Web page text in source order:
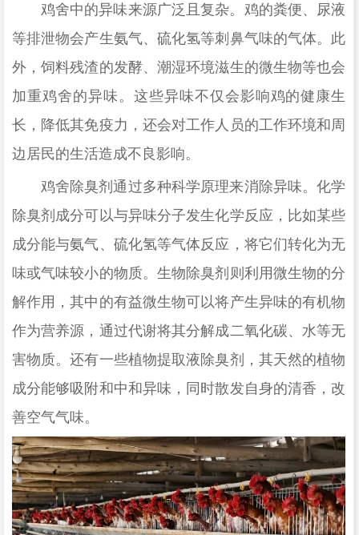
鸡舍中的异味来源广泛且复杂。鸡的粪便、尿液
等排泄物会产生氨气、硫化氢等刺鼻气味的气体。此
外，饲料残渣的发酵、潮湿环境滋生的微生物等也会
加重鸡舍的异味。这些异味不仅会影响鸡的健康生
长，降低其免疫力，还会对工作人员的工作环境和周
边居民的生活造成不良影响。
鸡舍除臭剂通过多种科学原理来消除异味。化学
除臭剂成分可以与异味分子发生化学反应，比如某些
成分能与氨气、硫化氢等气体反应，将它们转化为无
味或气味较小的物质。生物除臭剂则利用微生物的分
解作用，其中的有益微生物可以将产生异味的有机物
作为营养源，通过代谢将其分解成二氧化碳、水等无
害物质。还有一些植物提取液除臭剂，其天然的植物
成分能够吸附和中和异味，同时散发自身的清香，改
善空气气味。